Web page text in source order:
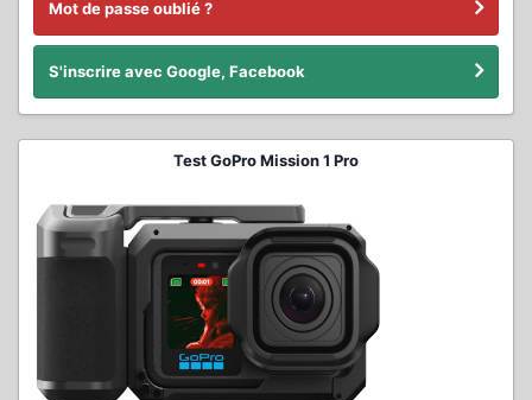
Mot de passe oublié ?
S'inscrire avec Google, Facebook
Test GoPro Mission 1 Pro